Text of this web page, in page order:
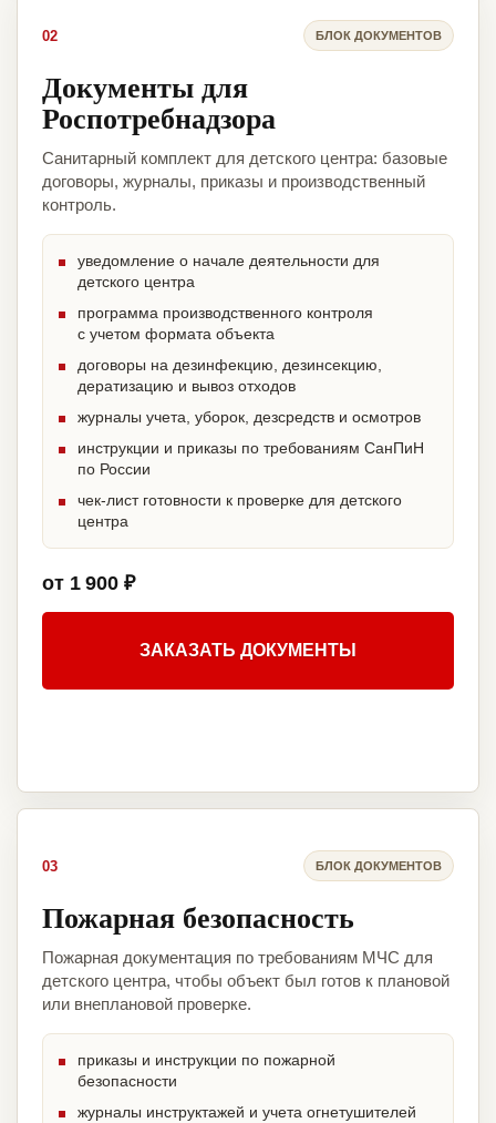
02 БЛОК ДОКУМЕНТОВ
Документы для
Роспотребнадзора
Санитарный комплект для детского центра: базовые
договоры, журналы, приказы и производственный
контроль.
уведомление о начале деятельности для
детского центра
программа производственного контроля
с учетом формата объекта
договоры на дезинфекцию, дезинсекцию,
дератизацию и вывоз отходов
журналы учета, уборок, дезсредств и осмотров
инструкции и приказы по требованиям СанПиН
по России
чек-лист готовности к проверке для детского
центра
от 1 900 ₽
ЗАКАЗАТЬ ДОКУМЕНТЫ
03 БЛОК ДОКУМЕНТОВ
Пожарная безопасность
Пожарная документация по требованиям МЧС для
детского центра, чтобы объект был готов к плановой
или внеплановой проверке.
приказы и инструкции по пожарной
безопасности
журналы инструктажей и учета огнетушителей